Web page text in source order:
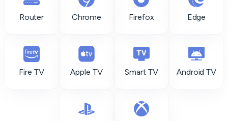
Router Chrome Firefox Edge
Fire TV Apple TV Smart TV Android TV